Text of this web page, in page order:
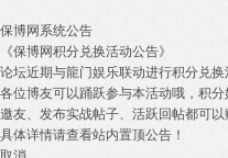
保博网系统公告
《保博网积分兑换活动公告》
论坛近期与龍门娱乐联动进行积分兑换
各位博友可以踊跃参与本活动哦，积分
邀友、发布实战帖子、活跃回帖都可
具体详情请查看站内置顶公告！